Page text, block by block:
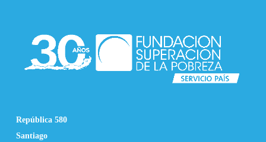
República 580
Santiago